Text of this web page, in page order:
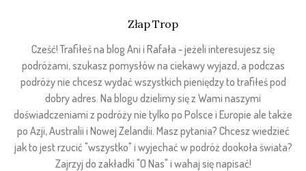
Złap Trop
Cześć! Trafiłeś na blog Ani i Rafała - jeżeli interesujesz się
podróżami, szukasz pomysłów na ciekawy wyjazd, a podczas
podróży nie chcesz wydać wszystkich pieniędzy to trafiłeś pod
dobry adres. Na blogu dzielimy się z Wami naszymi
doświadczeniami z podróży nie tylko po Polsce i Europie ale także
po Azji, Australii i Nowej Zelandii. Masz pytania? Chcesz wiedzieć
jak to jest rzucić "wszystko" i wyjechać w podróż dookoła świata?
Zajrzyj do zakładki "O Nas" i wahaj się napisać!